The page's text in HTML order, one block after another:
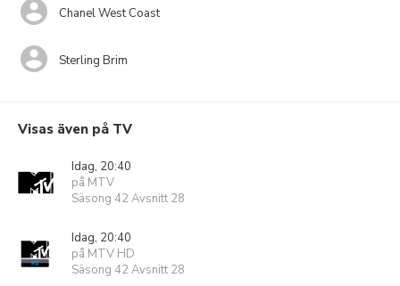
Chanel West Coast
Sterling Brim
Visas även på TV
Idag, 20:40
på MTV
Säsong 42 Avsnitt 28
Idag, 20:40
på MTV HD
Säsong 42 Avsnitt 28